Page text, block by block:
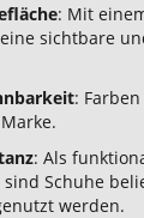
: Mit
sichtbare
:
: Als
Schuhe
werden.